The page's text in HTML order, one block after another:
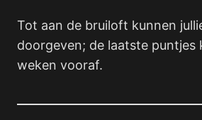
Tot aan de bruiloft kunnen
doorgeven; de laatste puntjes
weken vooraf.